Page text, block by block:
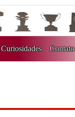
Curiosidades Contato